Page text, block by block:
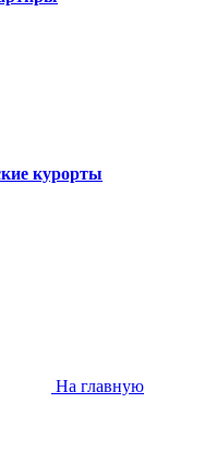
курорты
На главную